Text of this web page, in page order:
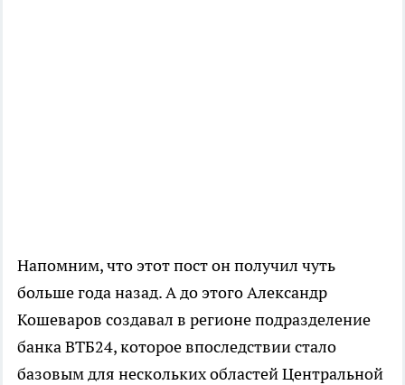
Напомним, что этот пост он получил чуть
больше года назад. А до этого Александр
Кошеваров создавал в регионе подразделение
банка ВТБ24, которое впоследствии стало
базовым для нескольких областей Центральной